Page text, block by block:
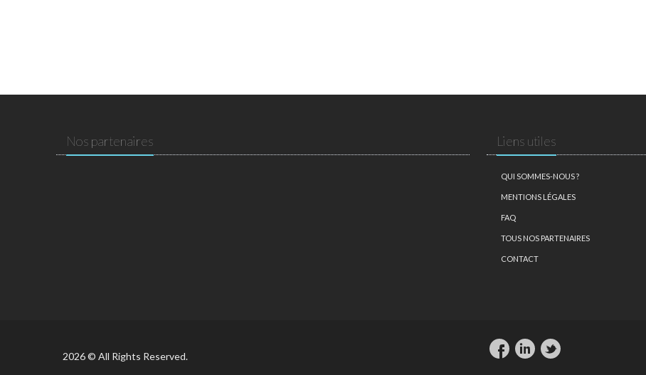
Nos partenaires Liens utiles
QUI SOMMES-NOUS ?
MENTIONS LÉGALES
FAQ
TOUS NOS PARTENAIRES
CONTACT
2026 © All Rights Reserved.